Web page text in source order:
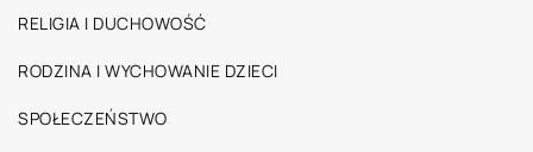
RELIGIA I DUCHOWOŚĆ
RODZINA I WYCHOWANIE DZIECI
SPOŁECZEŃSTWO